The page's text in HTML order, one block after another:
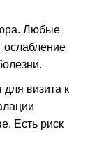
Любые
ослабление
визита к
Есть риск